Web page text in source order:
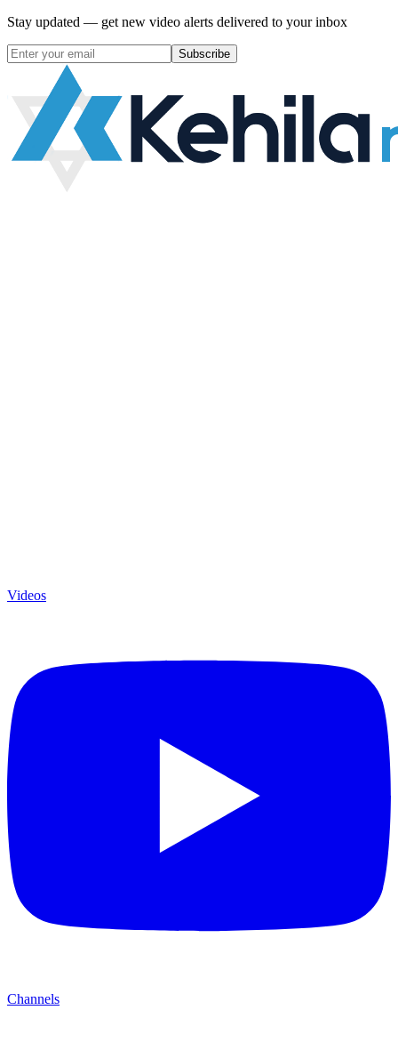
Stay updated — get new video alerts delivered to your inbox
Subscribe
Videos
Channels